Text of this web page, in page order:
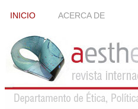
INICIO ACERCA DE